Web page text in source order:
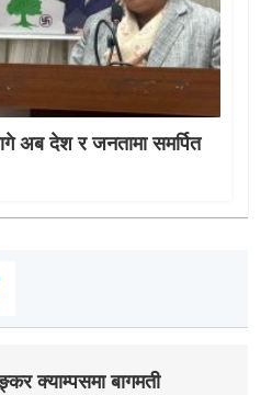
अब देश र जनतामा समर्पित
क्याम्पसमा बागमती